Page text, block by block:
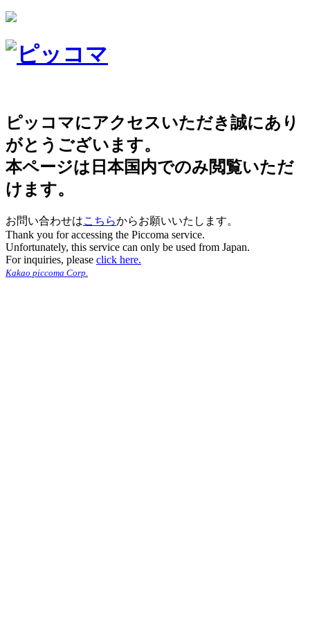
ピッコマにアクセスいただき誠にあり
がとうございます。
本ページは日本国内でのみ閲覧いただ
けます。
お問い合わせはこちらからお願いいたします。
Thank you for accessing the Piccoma service.
Unfortunately, this service can only be used from Japan.
For inquiries, please click here.
Kakao piccoma Corp.